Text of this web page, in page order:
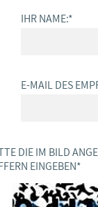
IHR NAME:*
E-MAIL DES
DIE IM BILD
EINGEBEN *